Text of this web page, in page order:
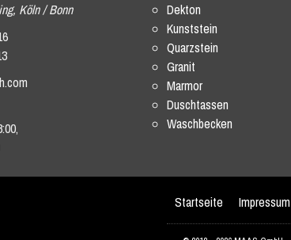
Köln / Bonn
Dekton
Kunststein
Quarzstein
Granit
Marmor
Duschtassen
Waschbecken
Startseite Impressum